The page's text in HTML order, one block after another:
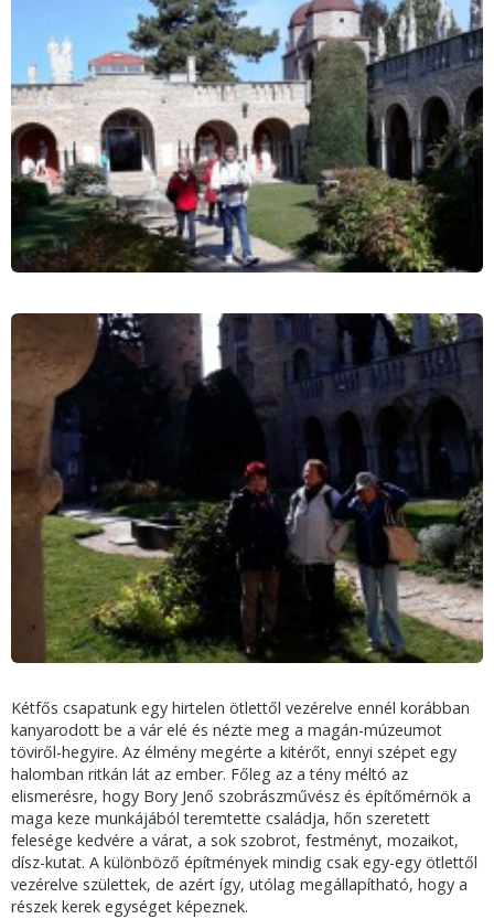
Kétfős csapatunk egy hirtelen ötlettől vezérelve ennél korábban
kanyarodott be a vár elé és nézte meg a magán-múzeumot
töviről-hegyire. Az élmény megérte a kitérőt, ennyi szépet egy
halomban ritkán lát az ember. Főleg az a tény méltó az
elismerésre, hogy Bory Jenő szobrászművész és építőmérnök a
maga keze munkájából teremtette családja, hőn szeretett
felesége kedvére a várat, a sok szobrot, festményt, mozaikot,
dísz-kutat. A különböző építmények mindig csak egy-egy ötlettől
vezérelve születtek, de azért így, utólag megállapítható, hogy a
részek kerek egységet képeznek.